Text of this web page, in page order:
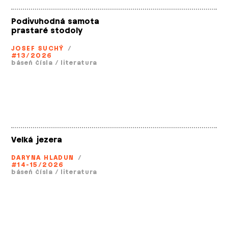
Podivuhodná samota
prastaré stodoly
JOSEF SUCHÝ /
#13/2026
báseň čísla / literatura
Velká jezera
DARYNA HLADUN
/
#14-15/2026
báseň čísla / literatura